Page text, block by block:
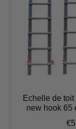
Echelle de
new hook 65